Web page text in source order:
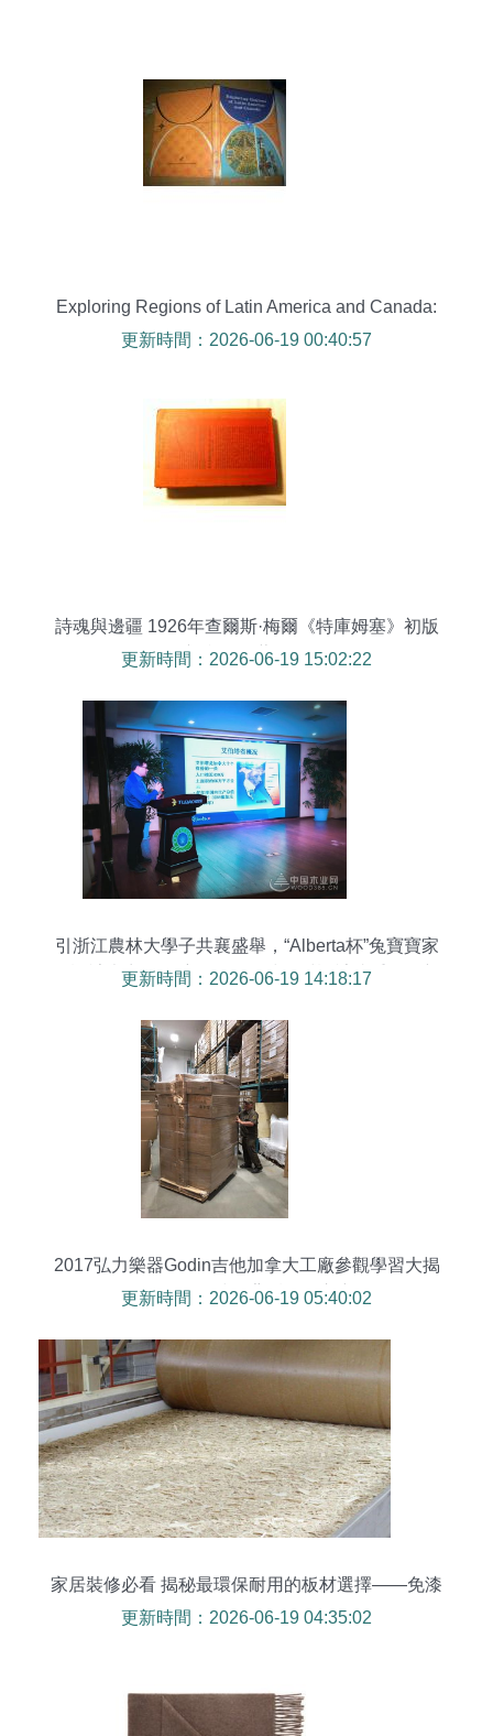
Exploring Regions of Latin America and Canada:
A Foreign-Language Original Hardcover Journey
更新時間：2026-06-19 00:40:57
詩魂與邊疆 1926年查爾斯·梅爾《特庫姆塞》初版
初印的收藏價值
更新時間：2026-06-19 15:02:22
引浙江農林大學子共襄盛舉，“Alberta杯”兔寶寶家
居設計大賽再啟航！——外墻板材設計成重點創新
更新時間：2026-06-19 14:18:17
2017弘力樂器Godin吉他加拿大工廠參觀學習大揭
秘（一） 外墻板背后的匠心密碼
更新時間：2026-06-19 05:40:02
家居裝修必看 揭秘最環保耐用的板材選擇——免漆
扣板
更新時間：2026-06-19 04:35:02